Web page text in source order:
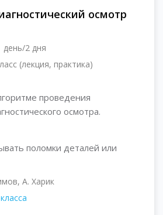
осмотр
день/2 дня
(лекция, практика)
проведения
осмотра.
поломки деталей или
А. Харик